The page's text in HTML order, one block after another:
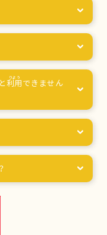
利用 できません